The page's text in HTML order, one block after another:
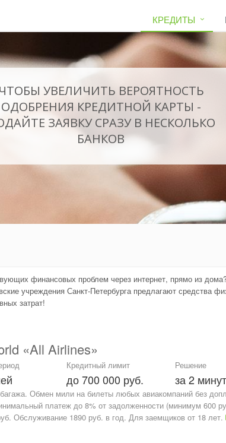
КРЕДИТЫ
ЧТОБЫ УВЕЛИЧИТЬ ВЕРОЯТНОСТЬ
ОДОБРЕНИЯ КРЕДИТНОЙ КАРТЫ -
ЗАЯВКУ СРАЗУ В НЕСКОЛЬКО
БАНКОВ
финансовых проблем через интернет, прямо из
учреждения Санкт-Петербурга предлагают средства
затрат!
«All Airlines»
Кредитный лимит
до 700 000 руб.
Решение
за 2
Обмен мили на билеты любых авиакомпаний без
платеж до 8% от задолженности (минимум 600
Обслуживание 1890 руб. в год. Для заемщиков от 18 лет.